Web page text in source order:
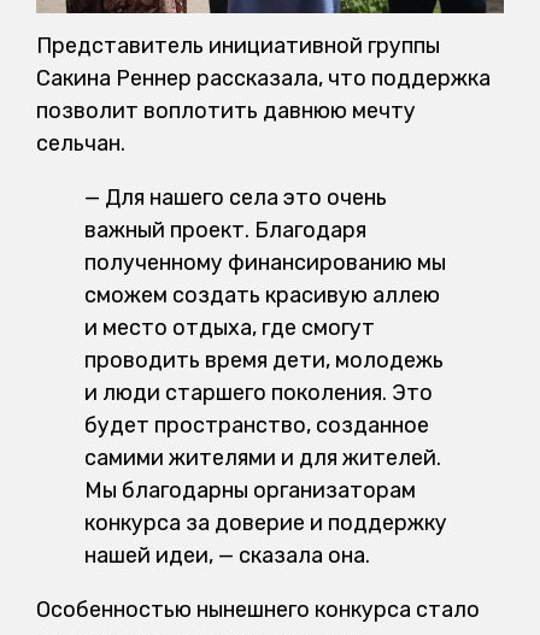
Представитель инициативной группы
Сакина Реннер рассказала, что поддержка
позволит воплотить давнюю мечту
сельчан.
— Для нашего села это очень
важный проект. Благодаря
полученному финансированию мы
сможем создать красивую аллею
и место отдыха, где смогут
проводить время дети, молодежь
и люди старшего поколения. Это
будет пространство, созданное
самими жителями и для жителей.
Мы благодарны организаторам
конкурса за доверие и поддержку
нашей идеи, — сказала она.
Особенностью нынешнего конкурса стало